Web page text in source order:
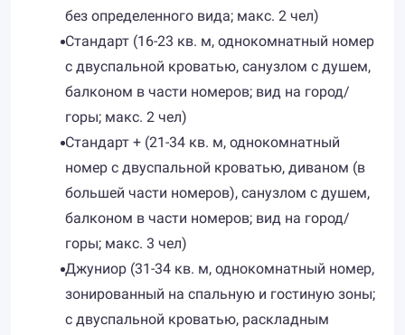
без определенного вида; макс. 2 чел)
Стандарт (16-23 кв. м, однокомнатный номер
с двуспальной кроватью, санузлом с душем,
балконом в части номеров; вид на город/
горы; макс. 2 чел)
Стандарт + (21-34 кв. м, однокомнатный
номер с двуспальной кроватью, диваном (в
большей части номеров), санузлом с душем,
балконом в части номеров; вид на город/
горы; макс. 3 чел)
Джуниор (31-34 кв. м, однокомнатный номер,
зонированный на спальную и гостиную зоны;
с двуспальной кроватью, раскладным